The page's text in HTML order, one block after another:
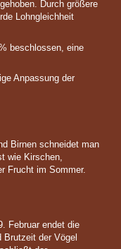
Durch größere
Lohngleichheit
beschlossen, eine
Anpassung der
Birnen schneidet man
wie Kirschen,
Frucht im Sommer.
Februar endet die
Brutzeit der Vögel